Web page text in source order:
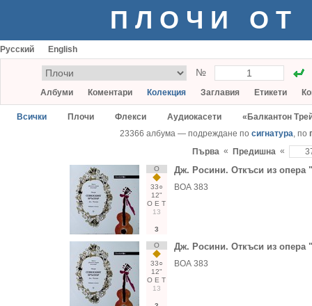
ПЛОЧИ ОТ
Русский English
№
Албуми Коментари Колекция Заглавия Етикети
Всички Плочи Флекси Аудиокасети
«Балкантон
23366 албума — подреждане по сигнатура, по
Първа « Предишна «
О
33○
12"
О Е Т
13
3
Дж. Росини. Откъси из опера
ВОА 383
О
33○
12"
О Е Т
13
Дж. Росини. Откъси из опера
ВОА 383